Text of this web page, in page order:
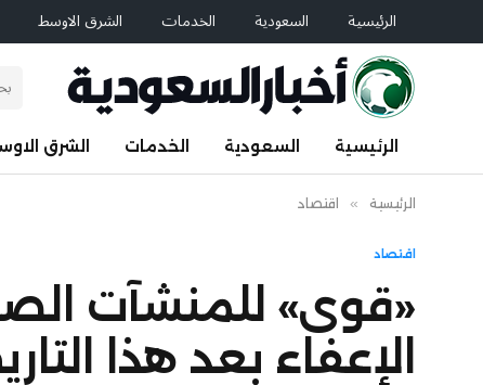
الرئيسية السعودية الخدمات الشرق الاوسط
الرئيسية السعودية الخدمات الشرق
الرئيسية » اقتصاد
اقتصاد
«قوى» للمنشآت
الإعفاء بعد هذا